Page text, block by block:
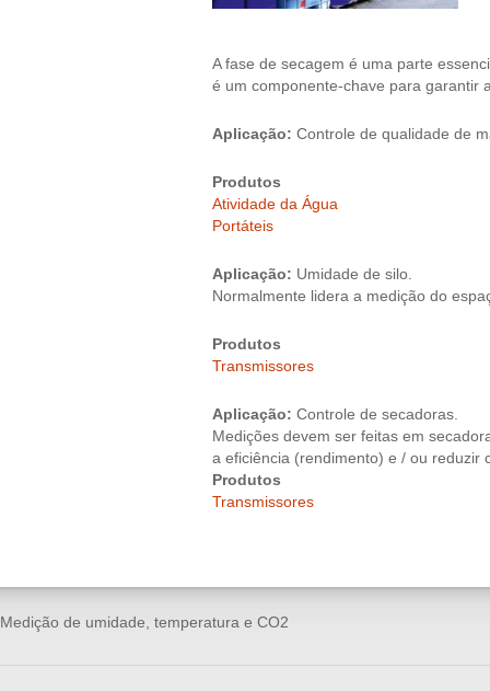
A fase de secagem é uma parte
é um componente-chave para garantir
Aplicação: Controle de qualidade de
Produtos
Atividade da Água
Portáteis
Aplicação: Umidade de silo.
Normalmente lidera a medição do
Produtos
Transmissores
Aplicação: Controle de secadoras.
Medições devem ser feitas em
a eficiência (rendimento) e / ou reduzir
Produtos
Transmissores
Medição de umidade, temperatura e CO2